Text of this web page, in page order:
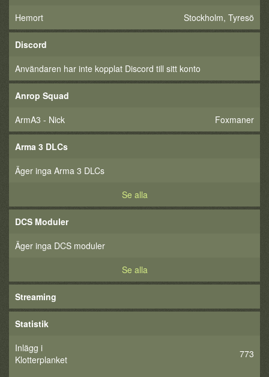
Hemort
Stockholm, Tyresö
Discord
Användaren har inte kopplat Discord till sitt konto
Anrop Squad
ArmA3 - Nick
Foxmaner
Arma 3 DLCs
Äger inga Arma 3 DLCs
Se alla
DCS Moduler
Äger inga DCS moduler
Se alla
Streaming
Statistik
Inlägg i
Klotterplanket
773